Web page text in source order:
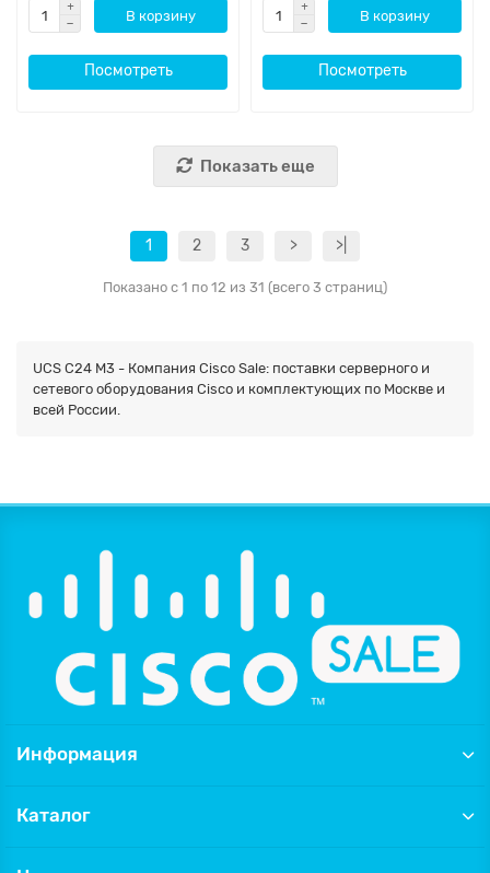
В корзину
Посмотреть
В корзину
Посмотреть
Показать еще
1 2 3 > >|
Показано с 1 по 12 из 31 (всего 3 страниц)
UCS C24 M3 - Компания Cisco Sale: поставки серверного и
сетевого оборудования Cisco и комплектующих по Москве и
всей России.
Информация
Каталог